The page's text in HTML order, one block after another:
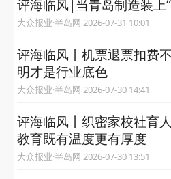
评海临风|当青岛制造装上
大众报业·半岛网 2026-07-31 10:01
评海临风丨机票退票扣费
明才是行业底色
大众报业·半岛网 2026-07-30 14:41
评海临风丨织密家校社育
教育既有温度更有厚度
大众报业·半岛网 2026-07-30 13:51